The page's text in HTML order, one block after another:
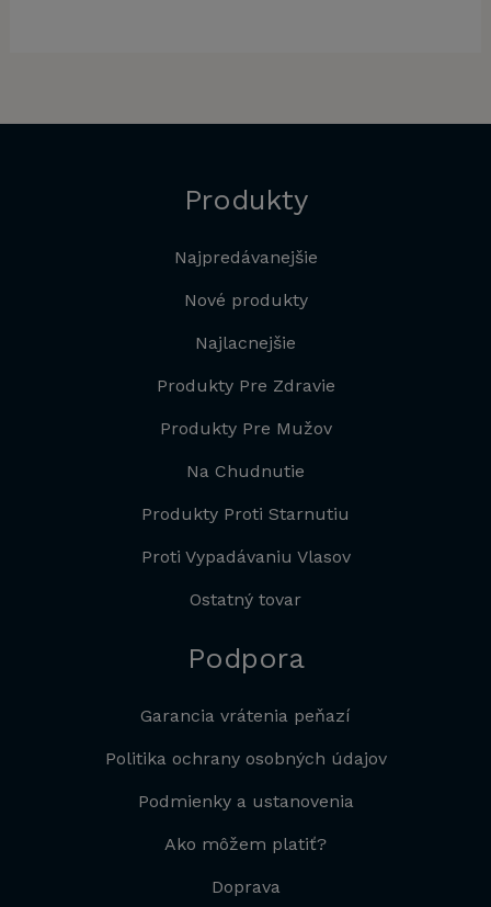
Produkty
Najpredávanejšie
Nové produkty
Najlacnejšie
Produkty Pre Zdravie
Produkty Pre Mužov
Na Chudnutie
Produkty Proti Starnutiu
Proti Vypadávaniu Vlasov
Ostatný tovar
Podpora
Garancia vrátenia peňazí
Politika ochrany osobných údajov
Podmienky a ustanovenia
Ako môžem platiť?
Doprava